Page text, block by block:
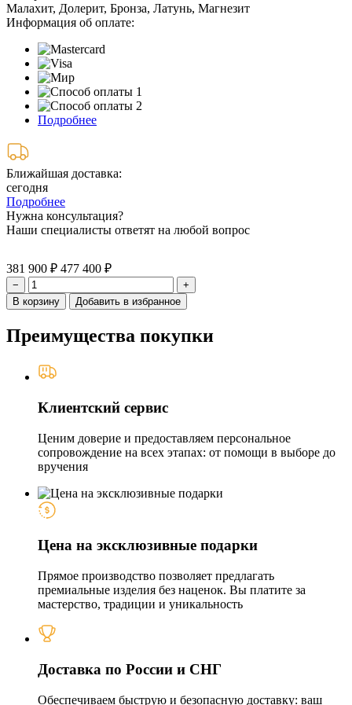
Малахит, Долерит, Бронза, Латунь, Магнезит
Информация об оплате:
Подробнее
Ближайшая доставка:
сегодня
Подробнее
Нужна консультация?
Наши специалисты ответят на любой вопрос
381 900 ₽ 477 400 ₽
−
+
В корзину
Добавить в избранное
Преимущества покупки
Клиентский сервис
Ценим доверие и предоставляем персональное
сопровождение на всех этапах: от помощи в выборе до
вручения
Цена на эксклюзивные подарки
Прямое производство позволяет предлагать
премиальные изделия без наценок. Вы платите за
мастерство, традиции и уникальность
Доставка по России и СНГ
Обеспечиваем быструю и безопасную доставку: ваш